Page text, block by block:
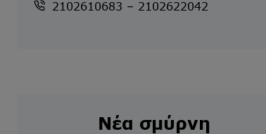
2102610683 – 2102622042
Νέα σμύρνη